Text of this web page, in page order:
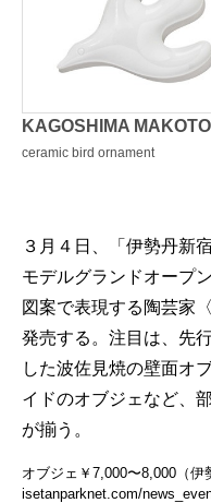
KAGOSHIMA MAKOTO
ceramic bird ornament
３月４日、「伊勢丹新
モデルグランドオープ
図案で表現する陶芸家
発売する。注目は、先
した波佐見焼の壁面オ
イドのオブジェなど、
が揃う。
オブジェ￥7,000〜8,000（
isetanparknet.com/